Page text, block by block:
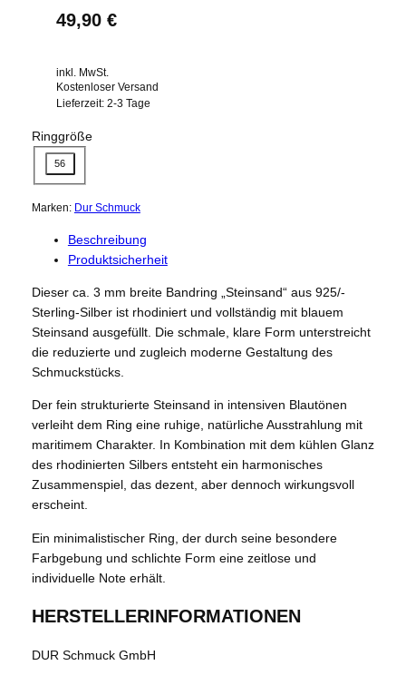
49,90 €
inkl. MwSt.
Kostenloser Versand
Lieferzeit: 2-3 Tage
Ringgröße
56
Marken: Dur Schmuck
Beschreibung
Produktsicherheit
Dieser ca. 3 mm breite Bandring „Steinsand“ aus 925/-
Sterling-Silber ist rhodiniert und vollständig mit blauem
Steinsand ausgefüllt. Die schmale, klare Form unterstreicht
die reduzierte und zugleich moderne Gestaltung des
Schmuckstücks.
Der fein strukturierte Steinsand in intensiven Blautönen
verleiht dem Ring eine ruhige, natürliche Ausstrahlung mit
maritimem Charakter. In Kombination mit dem kühlen Glanz
des rhodinierten Silbers entsteht ein harmonisches
Zusammenspiel, das dezent, aber dennoch wirkungsvoll
erscheint.
Ein minimalistischer Ring, der durch seine besondere
Farbgebung und schlichte Form eine zeitlose und
individuelle Note erhält.
HERSTELLERINFORMATIONEN
DUR Schmuck GmbH